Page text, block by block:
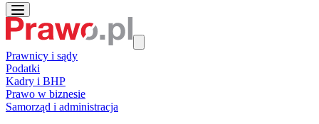
Prawnicy i sądy
Podatki
Kadry i BHP
Prawo w biznesie
Samorząd i administracja